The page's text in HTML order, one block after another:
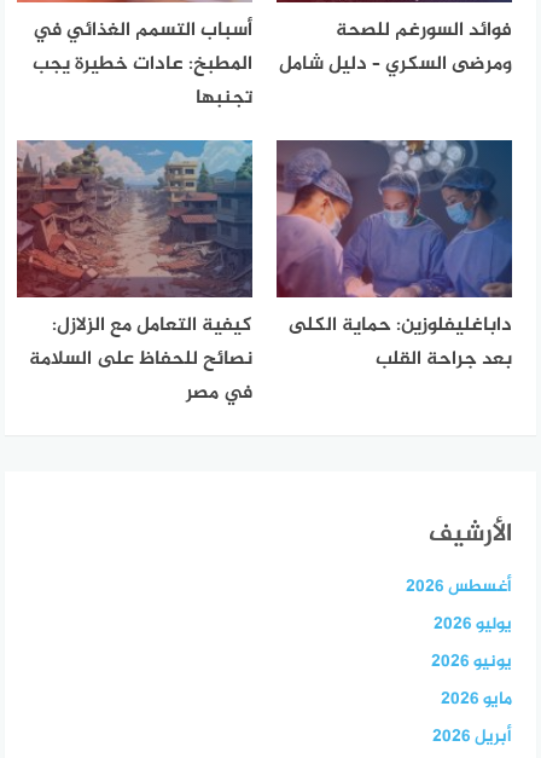
فوائد السورغم للصحة
ومرضى السكري – دليل شامل
أسباب التسمم الغذائي في
المطبخ: عادات خطيرة يجب
تجنبها
داباغليفلوزين: حماية الكلى
بعد جراحة القلب
كيفية التعامل مع الزلازل:
نصائح للحفاظ على السلامة
في مصر
الأرشيف
أغسطس 2026
يوليو 2026
يونيو 2026
مايو 2026
أبريل 2026